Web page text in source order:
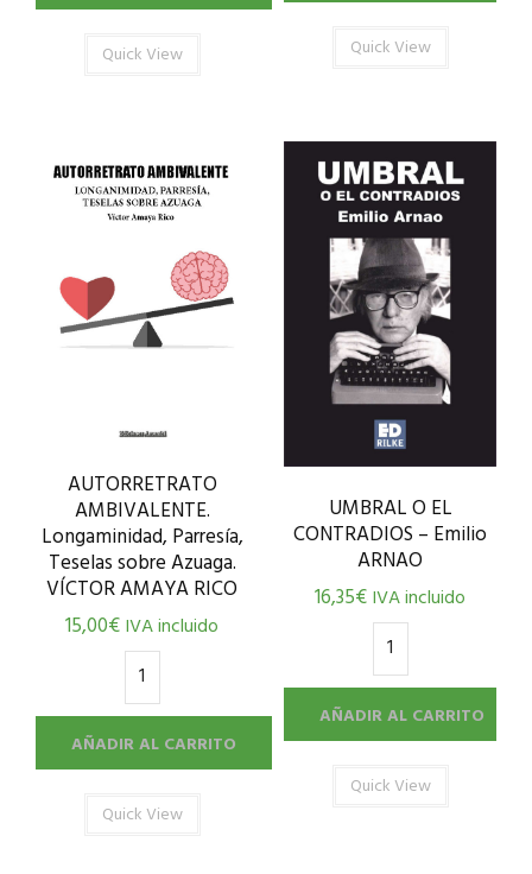
Quick View Quick View
AUTORRETRATO
AMBIVALENTE.
Longaminidad, Parresía,
Teselas sobre Azuaga.
VÍCTOR AMAYA RICO
15,00€IVA incluido
AÑADIR AL CARRITO
Quick View
UMBRAL O EL
CONTRADIOS – Emilio
ARNAO
16,35€IVA incluido
AÑADIR AL CARRITO
Quick View